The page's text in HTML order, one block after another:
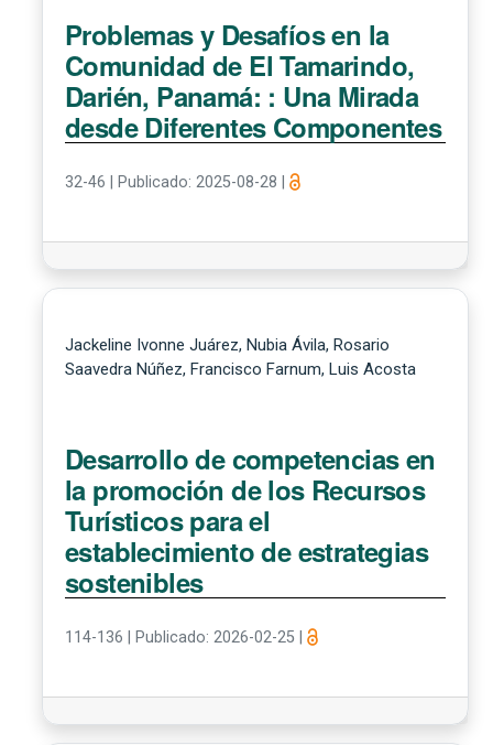
Problemas y Desafíos en la
Comunidad de El Tamarindo,
Darién, Panamá: : Una Mirada
desde Diferentes Componentes
32-46 Publicado: 2025-08-28
Jackeline Ivonne Juárez, Nubia Ávila, Rosario
Saavedra Núñez, Francisco Farnum, Luis Acosta
Desarrollo de competencias en
la promoción de los Recursos
Turísticos para el
establecimiento de estrategias
sostenibles
114-136 Publicado: 2026-02-25